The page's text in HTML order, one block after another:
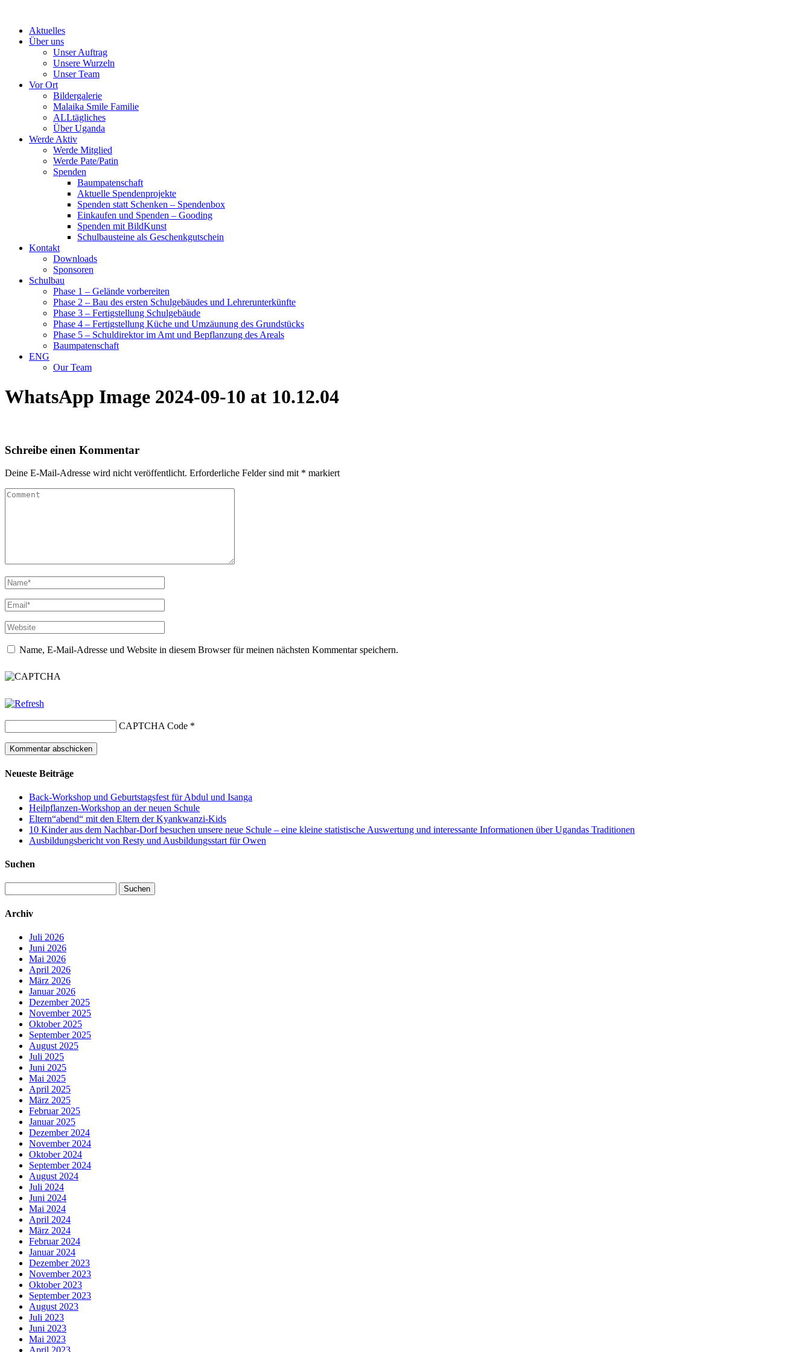
contentAktuelles
Über uns
Unser Auftrag
Unsere Wurzeln
Unser Team
Vor Ort
Bildergalerie
Malaika Smile Familie
ALLtägliches
Über Uganda
Werde Aktiv
Werde Mitglied
Werde Pate/Patin
Spenden
Baumpatenschaft
Aktuelle Spendenprojekte
Spenden statt Schenken – Spendenbox
Einkaufen und Spenden – Gooding
Spenden mit BildKunst
Schulbausteine als Geschenkgutschein
Kontakt
Downloads
Sponsoren
Schulbau
Phase 1 – Gelände vorbereiten
Phase 2 – Bau des ersten Schulgebäudes und Lehrerunterkünfte
Phase 3 – Fertigstellung Schulgebäude
Phase 4 – Fertigstellung Küche und Umzäunung des Grundstücks
Phase 5 – Schuldirektor im Amt und Bepflanzung des Areals
Baumpatenschaft
ENG
Our Team
WhatsApp Image 2024-09-10 at 10.12.04
Schreibe einen Kommentar
Deine E-Mail-Adresse wird nicht veröffentlicht. Erforderliche Felder sind mit * markiert
Name, E-Mail-Adresse und Website in diesem Browser für meinen nächsten Kommentar speichern.
CAPTCHA Code *
Neueste Beiträge
Back-Workshop und Geburtstagsfest für Abdul und Isanga
Heilpflanzen-Workshop an der neuen Schule
Eltern“abend“ mit den Eltern der Kyankwanzi-Kids
10 Kinder aus dem Nachbar-Dorf besuchen unsere neue Schule – eine kleine statistische Auswertung und interessante Informationen über Ugandas Traditionen
Ausbildungsbericht von Resty und Ausbildungsstart für Owen
Suchen
nach:
Archiv
Juli 2026
Juni 2026
Mai 2026
April 2026
März 2026
Januar 2026
Dezember 2025
November 2025
Oktober 2025
September 2025
August 2025
Juli 2025
Juni 2025
Mai 2025
April 2025
März 2025
Februar 2025
Januar 2025
Dezember 2024
November 2024
Oktober 2024
September 2024
August 2024
Juli 2024
Juni 2024
Mai 2024
April 2024
März 2024
Februar 2024
Januar 2024
Dezember 2023
November 2023
Oktober 2023
September 2023
August 2023
Juli 2023
Juni 2023
Mai 2023
April 2023